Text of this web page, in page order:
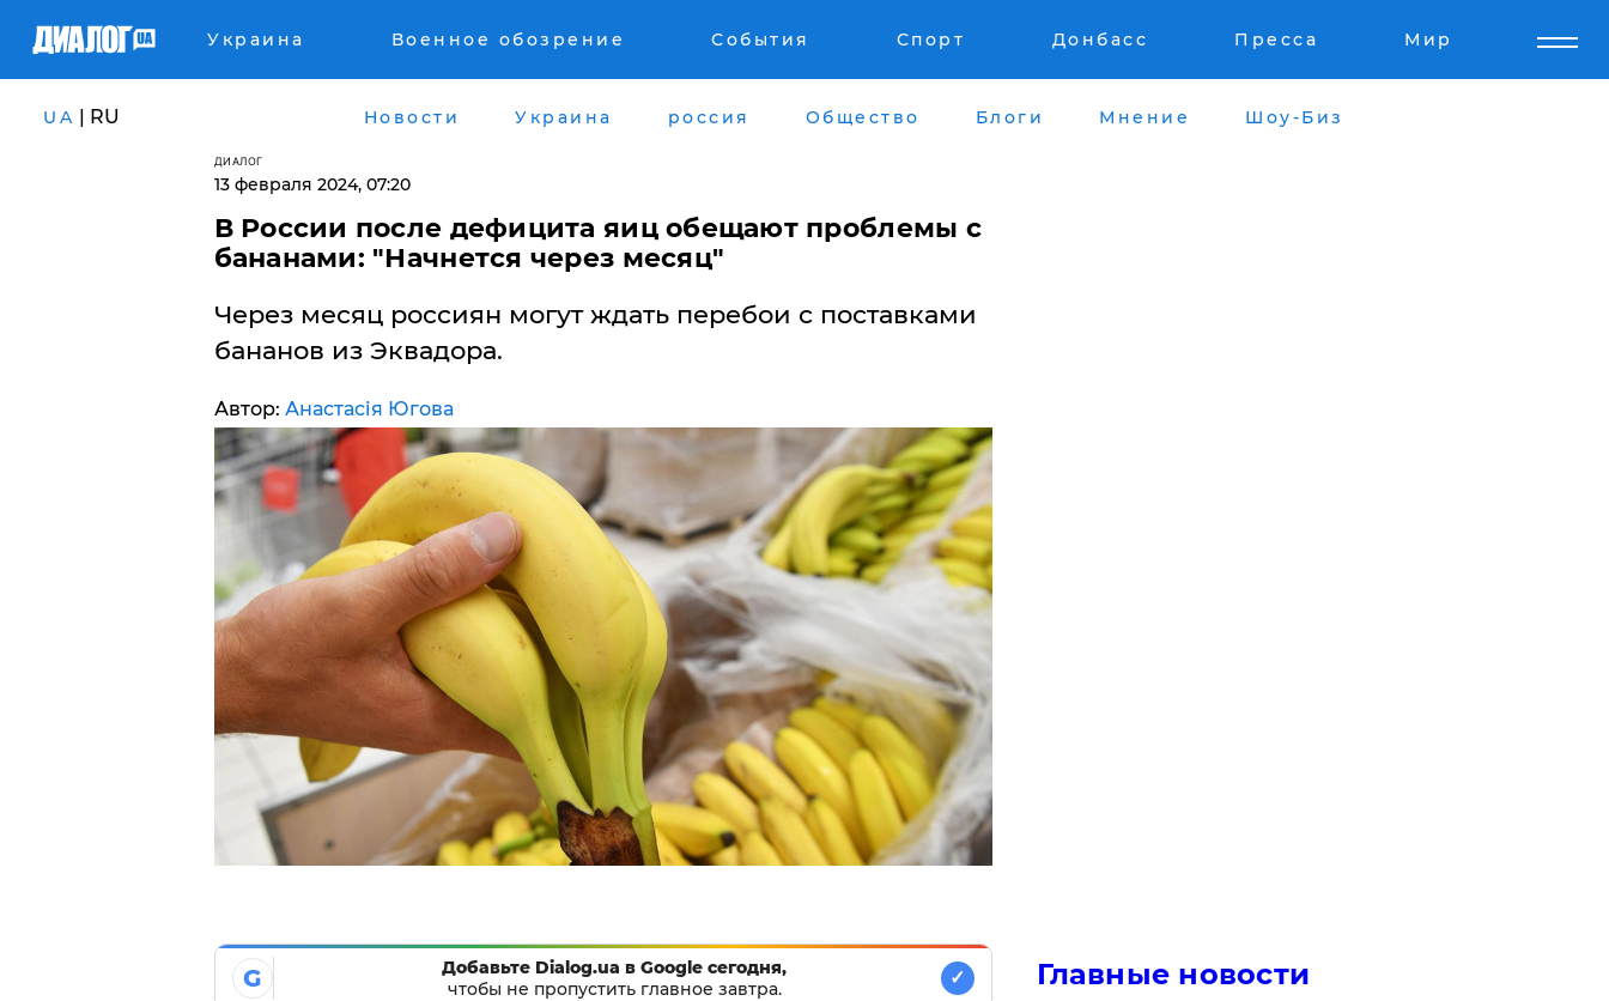
Украина Военное обозрение События Спорт Донбасс Пресса Мир
UA | RU Новости Украина россия Общество Блоги Мнение Шоу-Биз
ДИАЛОГ
13 февраля 2024, 07:20
В России после дефицита яиц обещают проблемы с
бананами: "Начнется через месяц"
Через месяц россиян могут ждать перебои с поставками
бананов из Эквадора.
Автор: Анастасія Югова
G
Добавьте Dialog.ua в Google сегодня,
чтобы не пропустить главное завтра.
✓ Главные новости